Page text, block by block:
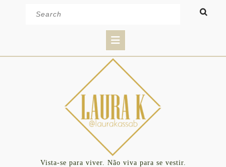
Button
Vista-se para viver. Não viva para se vestir.